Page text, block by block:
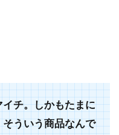
チ。しかもたまに
ういう商品なんで